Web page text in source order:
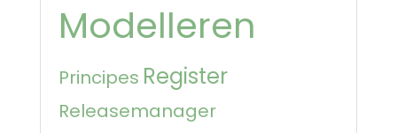
Modelleren
Principes Register
Releasemanager